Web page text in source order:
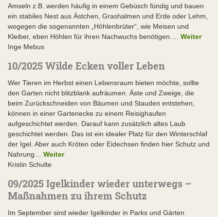
Amseln z.B. werden häufig in einem Gebüsch fündig und bauen
ein stabiles Nest aus Ästchen, Grashalmen und Erde oder Lehm,
wogegen die sogenannten „Höhlenbrüter“, wie Meisen und
Kleiber, eben Höhlen für ihren Nachwuchs benötigen.… Weiter
Inge Mebus
10/2025 Wilde Ecken voller Leben
Wer Tieren im Herbst einen Lebensraum bieten möchte, sollte
den Garten nicht blitzblank aufräumen. Äste und Zweige, die
beim Zurückschneiden von Bäumen und Stauden entstehen,
können in einer Gartenecke zu einem Reisighaufen
aufgeschichtet werden. Darauf kann zusätzlich altes Laub
geschichtet werden. Das ist ein idealer Platz für den Winterschlaf
der Igel. Aber auch Kröten oder Eidechsen finden hier Schutz und
Nahrung… Weiter
Kristin Schulte
09/2025 Igelkinder wieder unterwegs –
Maßnahmen zu ihrem Schutz
Im September sind wieder Igelkinder in Parks und Gärten